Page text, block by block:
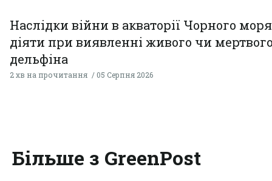
Наслідки війни в акваторії Чорного
діяти при виявленні живого чи
дельфіна
2 хв на прочитання 05 Серпня 2026
Більше з GreenPost